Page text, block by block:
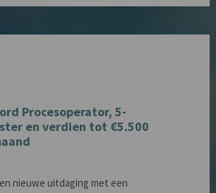
Procesoperator, 5-
en verdien tot €5.500
nieuwe uitdaging met een